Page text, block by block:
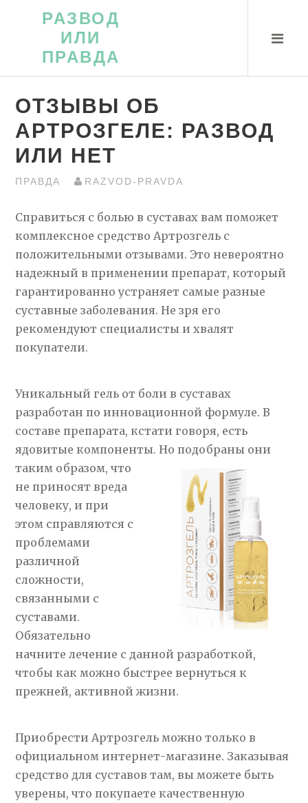
РАЗВОД
ИЛИ
ПРАВДА
ОТЗЫВЫ ОБ
АРТРОЗГЕЛЕ: РАЗВОД
ИЛИ НЕТ
ПРАВДА RAZVOD-PRAVDA
Справиться с болью в суставах вам поможет
комплексное средство Артрозгель с
положительными отзывами. Это невероятно
надежный в применении препарат, который
гарантированно устраняет самые разные
суставные заболевания. Не зря его
рекомендуют специалисты и хвалят
покупатели.
Уникальный гель от боли в суставах
разработан по инновационной формуле. В
составе препарата, кстати говоря, есть
ядовитые компоненты. Но подобраны они
таким образом, что
не приносят вреда
человеку, и при
этом справляются с
проблемами
различной
сложности,
связанными с
суставами.
Обязательно
начните лечение с данной разработкой,
чтобы как можно быстрее вернуться к
прежней, активной жизни.
Приобрести Артрозгель можно только в
официальном интернет-магазине. Заказывая
средство для суставов там, вы можете быть
уверены, что покупаете качественную